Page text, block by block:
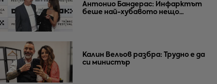
Антонио Бандерас: Инфарктът
беше най-хубавото нещо...
Калин Вельов разбра: Трудно е да
си министър